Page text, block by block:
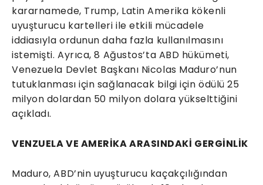
kararnamede, Trump, Latin Amerika kökenli
uyuşturucu kartelleri ile etkili mücadele
iddiasıyla ordunun daha fazla kullanılmasını
istemişti. Ayrıca, 8 Ağustos’ta ABD hükümeti,
Venezuela Devlet Başkanı Nicolas Maduro’nun
tutuklanması için sağlanacak bilgi için ödülü 25
milyon dolardan 50 milyon dolara yükselttiğini
açıkladı.
VENZUELA VE AMERİKA ARASINDAKİ GERGİNLİK
Maduro, ABD’nin uyuşturucu kaçakçılığından